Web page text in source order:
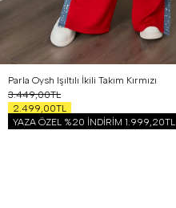
Parla Oysh Işıltılı İkili Takım Kırmızı
3.449,00TL
2.499,00TL
YAZA ÖZEL %20 İNDİRİM 1.999,20TL